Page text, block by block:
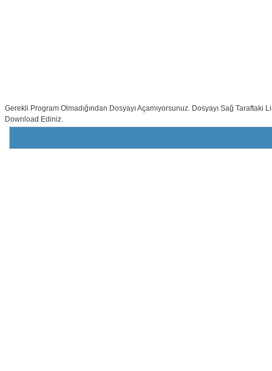
Gerekli Program Olmadığından Dosyayı Açamıyorsunuz. Dosyayı Sağ Taraftaki
Download Ediniz.